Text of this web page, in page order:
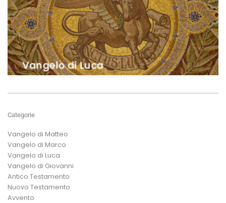
Categorie
Vangelo di Matteo
Vangelo di Marco
Vangelo di Luca
Vangelo di Giovanni
Antico Testamento
Nuovo Testamento
Avvento